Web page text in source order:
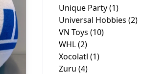
Unique Party(1)
Universal Hobbies (2)
VN Toys (10)
WHL(2)
Xocolatl (1)
Zuru (4)